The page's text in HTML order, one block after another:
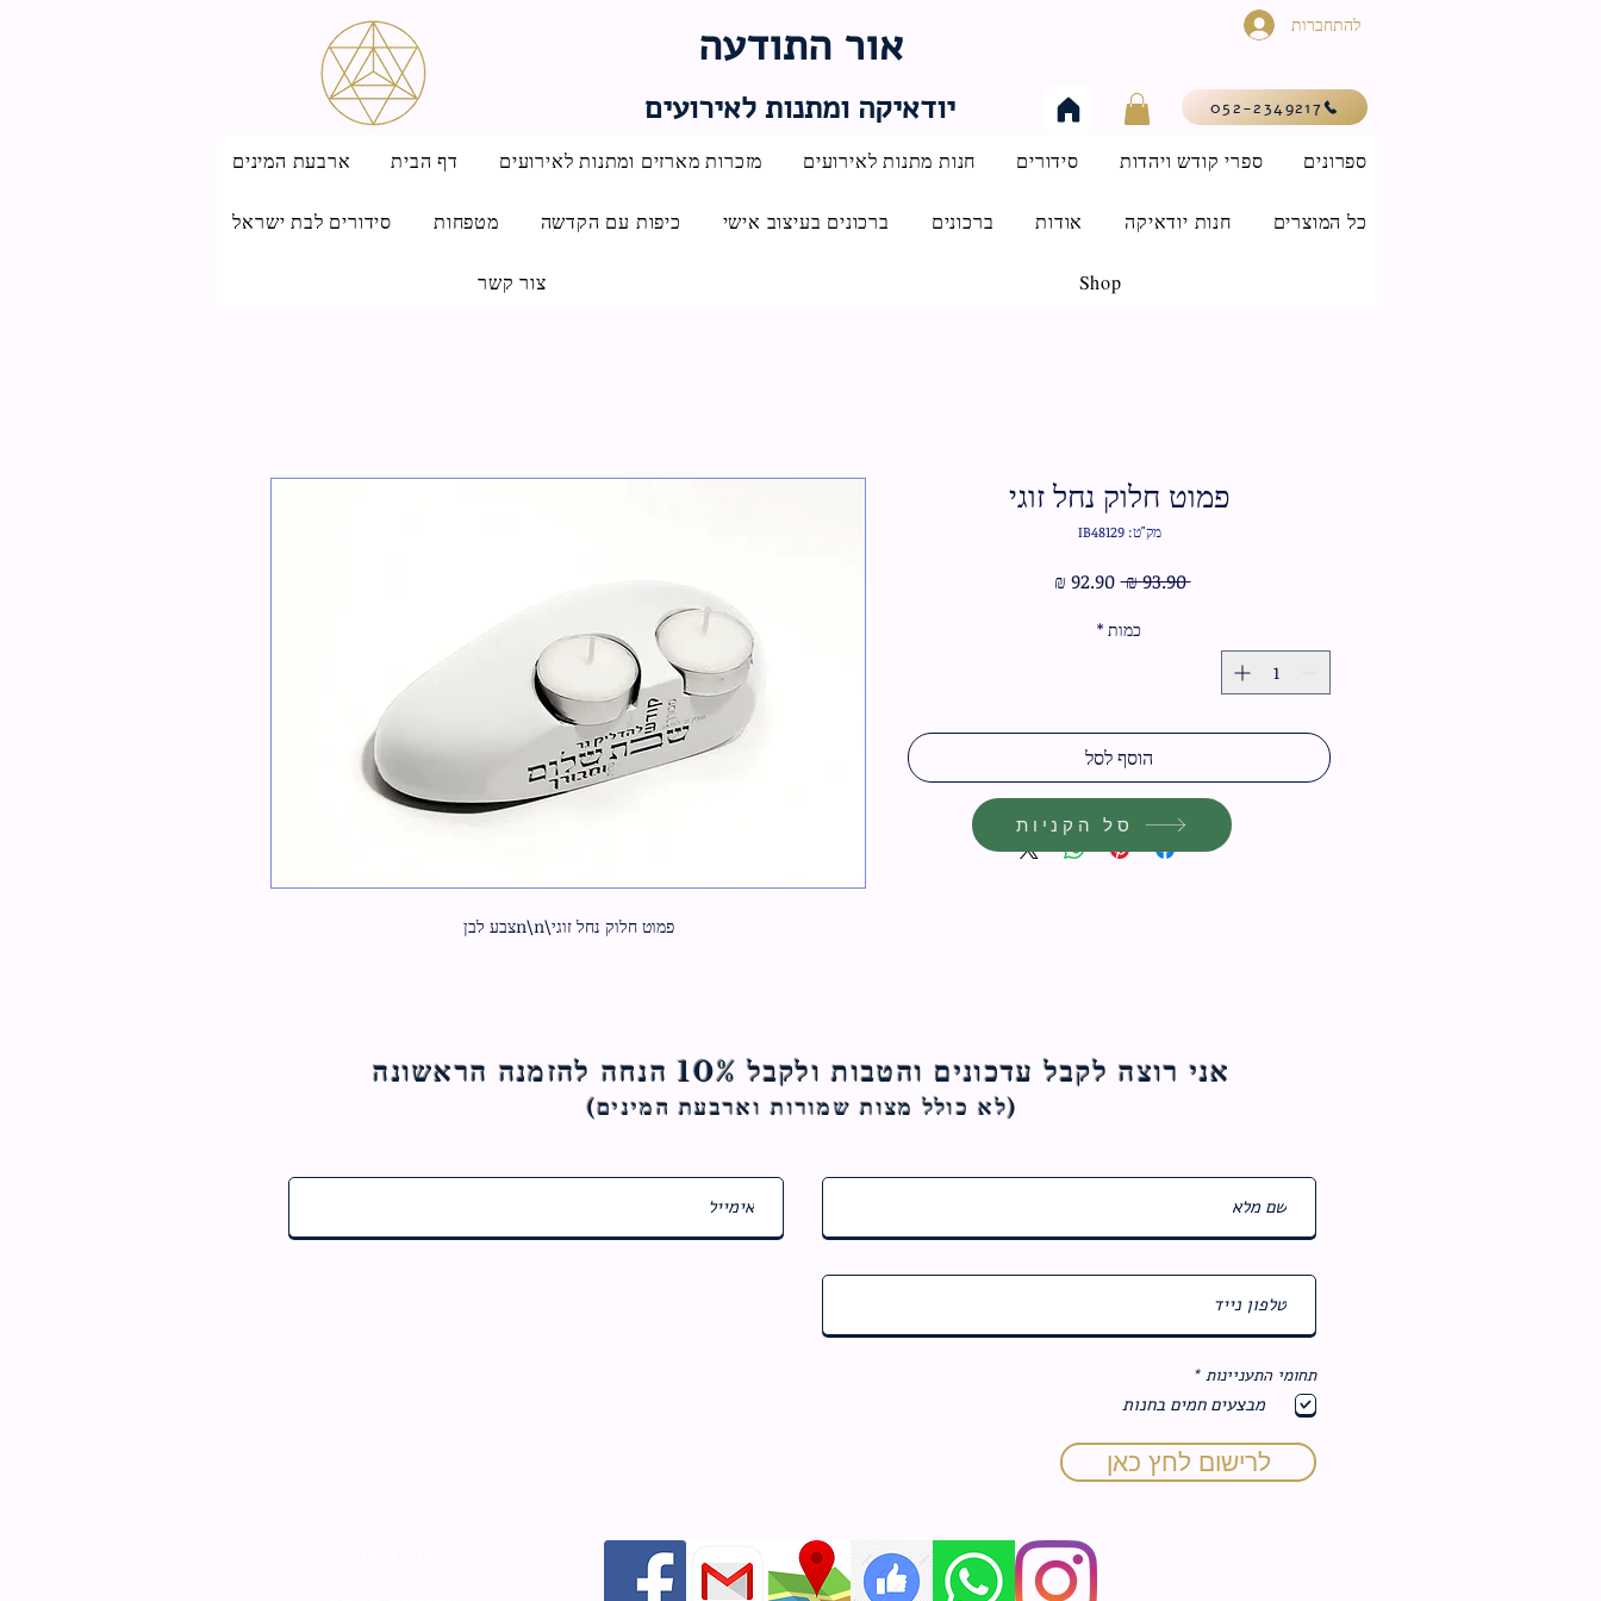
אור התודעה
יודאיקה ומתנות לאירועים
להתחברות
052-2349217
ארבעת המינים דף הבית מזכרות מארזים ומתנות לאירועים חנות מתנות לאירועים סידורים ספרי קודש ויהדות ספרונים
סידורים לבת ישראל מטפחות כיפות עם הקדשה ברכונים בעיצוב אישי ברכונים אודות חנות יודאיקה כל המוצרים
צור קשר Shop
פמוט חלוק נחל זוגי\n\nצבע לבן
פמוט חלוק נחל זוגי
מק"ט: IB48129
‏93.90 ‏₪
מחיר
‏92.90 ‏₪
כמות *
הוסף לסל
סל הקניות
אני רוצה לקבל עדכונים והטבות ולקבל 10% הנחה להזמנה הראשונה
(לא כולל מצות שמורות וארבעת המינים)
תחומי התעניינות *
ב
מבצעים חמים בחנות
לרישום לחץ כאן